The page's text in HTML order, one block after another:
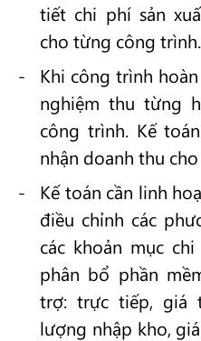
tiết chi phí sản
cho từng công trình.
Khi công trình
nghiệm thu từng
công trình. Kế
nhận doanh thu
Kế toán cần linh
điều chỉnh các
các khoản mục
phân bổ phần
trợ: trực tiếp, giá
lượng nhập kho,